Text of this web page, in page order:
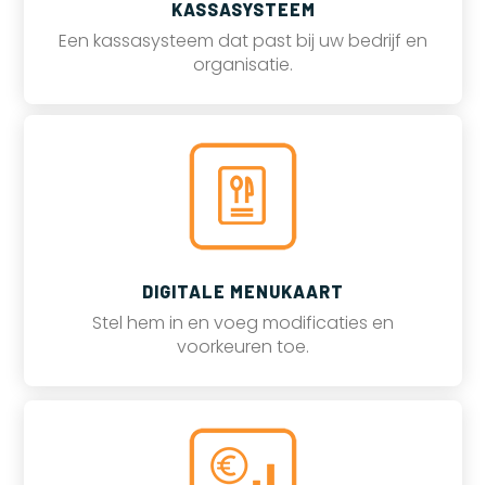
KASSASYSTEEM
Een kassasysteem dat past bij uw bedrijf en
organisatie.
DIGITALE MENUKAART
Stel hem in en voeg modificaties en
voorkeuren toe.